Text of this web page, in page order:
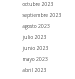
octubre 2023
septiembre 2023
agosto 2023
julio 2023
junio 2023
mayo 2023
abril 2023